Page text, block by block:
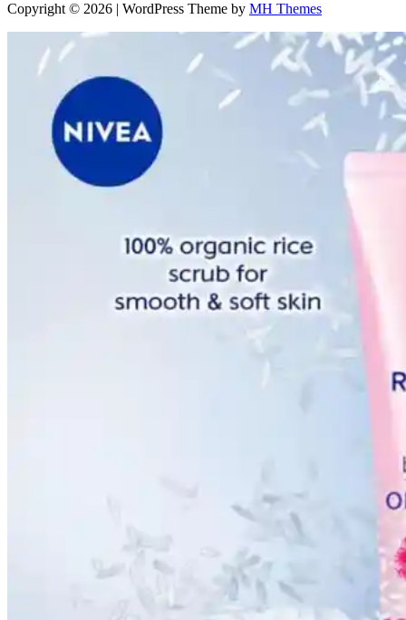
Copyright © 2026 | WordPress Theme by MH Themes